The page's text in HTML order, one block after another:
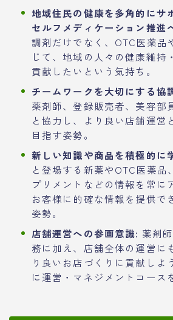
地域住民の健康を多角的にサ
セルフメディケーション推進
調剤だけでなく、OTC医薬品
じて、地域の人々の健康維持
貢献したいという気持ち。
チームワークを大切にする協
薬剤師、登録販売者、美容部
と協力し、より良い店舗運営
目指す姿勢。
新しい知識や商品を積極的に
と登場する新薬やOTC医薬品
プリメントなどの情報を常に
お客様に的確な情報を提供で
姿勢。
店舗運営への参画意識: 薬剤
務に加え、店舗全体の運営に
り良いお店づくりに貢献しよ
に運営・マネジメントコース